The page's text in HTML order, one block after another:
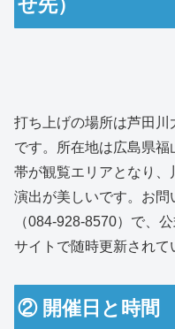
せ先）
打ち上げの場所は芦田
です。所在地は広島県
帯が観覧エリアとなり
演出が美しいです。お
（084-928-8570）で、
サイトで随時更新されて
② 開催日と時間